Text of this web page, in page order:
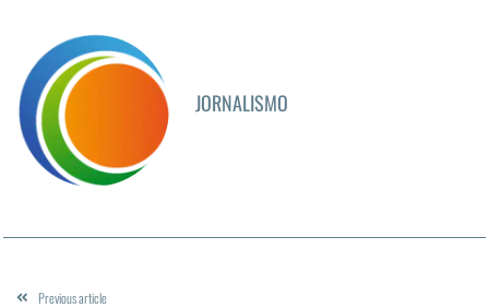
JORNALISMO
Previous article